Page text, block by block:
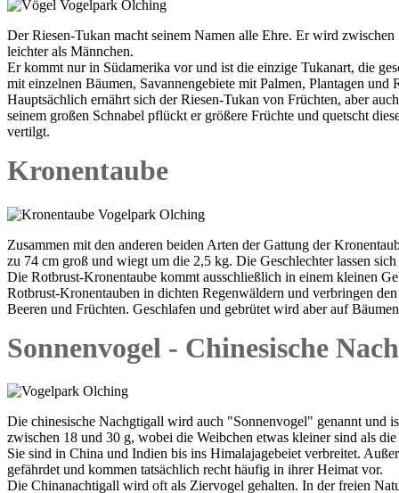
Der Riesen-Tukan macht seinem Namen alle Ehre. Er wird
leichter als Männchen.
Er kommt nur in Südamerika vor und ist die einzige Tukanart, die
mit einzelnen Bäumen, Savannengebiete mit Palmen, Plantagen und
Hauptsächlich ernährt sich der Riesen-Tukan von Früchten, aber
seinem großen Schnabel pflückt er größere Früchte und quetscht
vertilgt.
Kronentaube
Zusammen mit den anderen beiden Arten der Gattung der
zu 74 cm groß und wiegt um die 2,5 kg. Die Geschlechter lassen
Die Rotbrust-Kronentaube kommt ausschließlich in einem kleinen
Rotbrust-Kronentauben in dichten Regenwäldern und verbringen
Beeren und Früchten. Geschlafen und gebrütet wird aber auf
Sonnenvogel - Chinesische
Die chinesische Nachgtigall wird auch "Sonnenvogel" genannt und
zwischen 18 und 30 g, wobei die Weibchen etwas kleiner sind als
Sie sind in China und Indien bis ins Himalajagebeiet verbreitet.
gefährdet und kommen tatsächlich recht häufig in ihrer Heimat vor.
Die Chinanachtigall wird oft als Ziervogel gehalten. In der freien